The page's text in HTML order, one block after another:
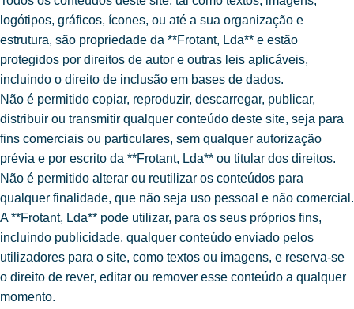
logótipos, gráficos, ícones, ou até a sua organização e
estrutura, são propriedade da **Frotant, Lda** e estão
protegidos por direitos de autor e outras leis aplicáveis,
incluindo o direito de inclusão em bases de dados.
Não é permitido copiar, reproduzir, descarregar, publicar,
distribuir ou transmitir qualquer conteúdo deste site, seja para
fins comerciais ou particulares, sem qualquer autorização
prévia e por escrito da **Frotant, Lda** ou titular dos direitos.
Não é permitido alterar ou reutilizar os conteúdos para
qualquer finalidade, que não seja uso pessoal e não comercial.
A **Frotant, Lda** pode utilizar, para os seus próprios fins,
incluindo publicidade, qualquer conteúdo enviado pelos
utilizadores para o site, como textos ou imagens, e reserva-se
o direito de rever, editar ou remover esse conteúdo a qualquer
momento.